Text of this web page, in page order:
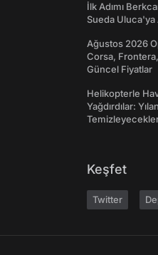
İlk Adımı
Sueda Uluca'ya
Ağustos 2026
Corsa,
Güncel Fiyatlar
Helikopterle
Yağdırdılar:
Keşfet
Twitter